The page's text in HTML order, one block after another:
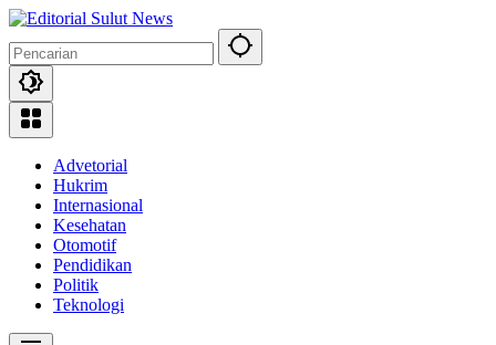
Langsung
konten
Advetorial
Hukrim
Internasional
Kesehatan
Otomotif
Pendidikan
Politik
Teknologi